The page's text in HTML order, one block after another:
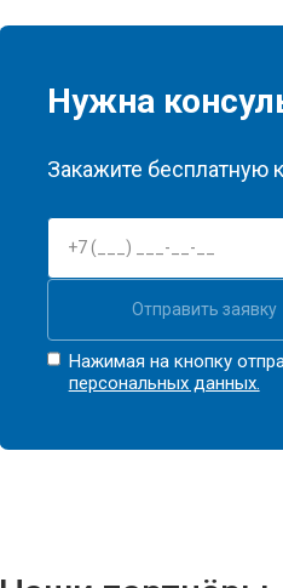
Нужна
Закажите бесплатную
Отправить заявку
Нажимая на кнопку
персональных данных.